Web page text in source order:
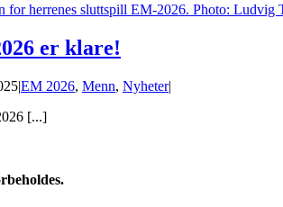
er klare!
|EM 2026, Menn, Nyheter|
[...]